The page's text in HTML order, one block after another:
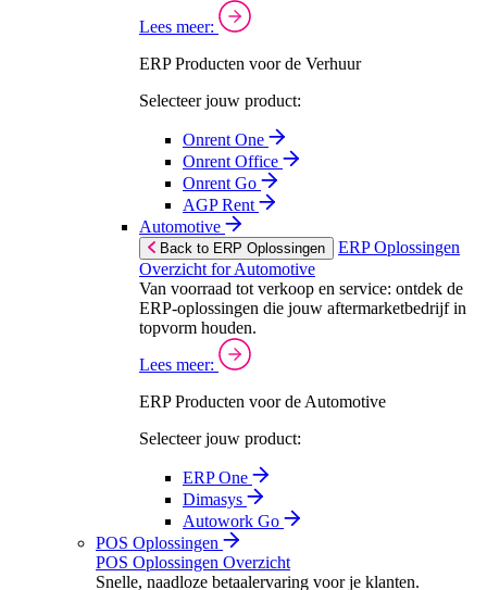
Lees meer:
ERP Producten voor de Verhuur
Selecteer jouw product:
Onrent One
Onrent Office
Onrent Go
AGP Rent
Automotive
Back to ERP Oplossingen
ERP Oplossingen
Overzicht for Automotive
Van voorraad tot verkoop en service: ontdek de
ERP-oplossingen die jouw aftermarketbedrijf in
topvorm houden.
Lees meer:
ERP Producten voor de Automotive
Selecteer jouw product:
ERP One
Dimasys
Autowork Go
POS Oplossingen
POS Oplossingen Overzicht
Snelle, naadloze betaalervaring voor je klanten.